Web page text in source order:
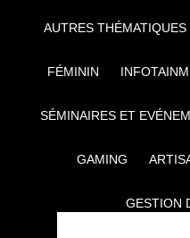
AUTRES
FÉMININ
SÉMINAIRES ET
GAMING
GESTION